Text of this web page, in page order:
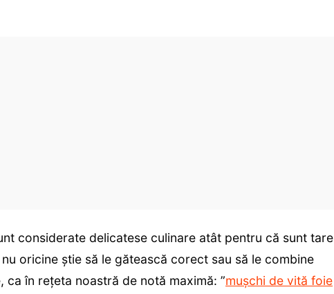
considerate delicatese culinare atât pentru că sunt tare
oricine știe să le gătească corect sau să le combine
în rețeta noastră de notă maximă: ”mușchi de vită foie